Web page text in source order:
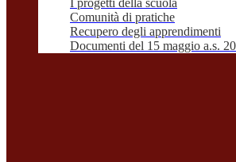
I progetti della scuola
Comunità di pratiche
Recupero degli apprendimenti
Documenti del 15 maggio a.s.